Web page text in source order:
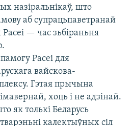
назіральнікаў, што
аб супрацьпаветранай
— час зьбіраньня
Расеі для
вайскова-
Гэтая прычына
хоць і не адзінай.
як толькі Беларусь
калектыўных сіл